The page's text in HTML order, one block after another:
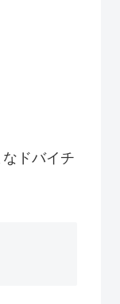
ドバイチ